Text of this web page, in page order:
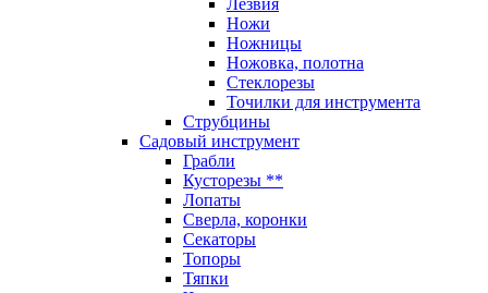
Лезвия
Ножи
Ножницы
Ножовка, полотна
Стеклорезы
Точилки для инструмента
Струбцины
Садовый инструмент
Грабли
Кусторезы **
Лопаты
Сверла, коронки
Секаторы
Топоры
Тяпки